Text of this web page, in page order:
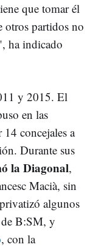
que tomar él
otros partidos no
ha indicado
y 2015. El
en las
14 concejales a
Durante sus
la Diagonal,
Macià, sin
algunos
de B:SM, y
, con la